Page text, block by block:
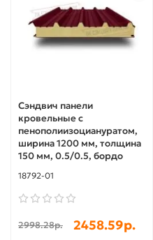
Сэндвич панели
кровельные с
пенополиизоциануратом,
ширина 1200 мм, толщина
150 мм, 0.5/0.5, бордо
18792-01
2998.28р. 2458.59р.